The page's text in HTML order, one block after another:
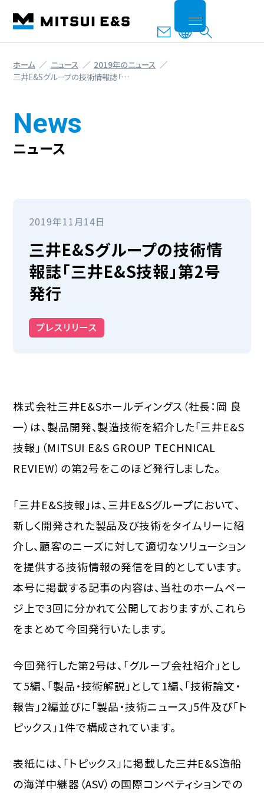
ホーム ニュース
2019年のニュース
三井E&Sグループの技術情報誌「…
News
ニュース
2019年11月14日
三井E&Sグループの技術情
報誌「三井E&S技報」第2号
発行
プレスリリース
株式会社三井E&Sホールディングス（社長：岡 良
一）は、製品開発、製造技術を紹介した「三井E&S
技報」（MITSUI E&S GROUP TECHNICAL
REVIEW）の第2号をこのほど発行しました。
「三井E&S技報」は、三井E&Sグループにおいて、
新しく開発された製品及び技術をタイムリーに紹
介し、顧客のニーズに対して適切なソリューション
を提供する技術情報の発信を目的としています。
本号に掲載する記事の内容は、当社のホームペー
ジ上で3回に分かれて公開しておりますが、これら
をまとめて今回発行いたします。
今回発行した第2号は、「グループ会社紹介」とし
て5編、「製品・技術解説」として1編、「技術論文・
報告」2編並びに「製品・技術ニュース」5件及び「ト
ピックス」1件で構成されています。
表紙には、「トピックス」に掲載した三井E&S造船
の海洋中継器（ASV）の国際コンペティションでの